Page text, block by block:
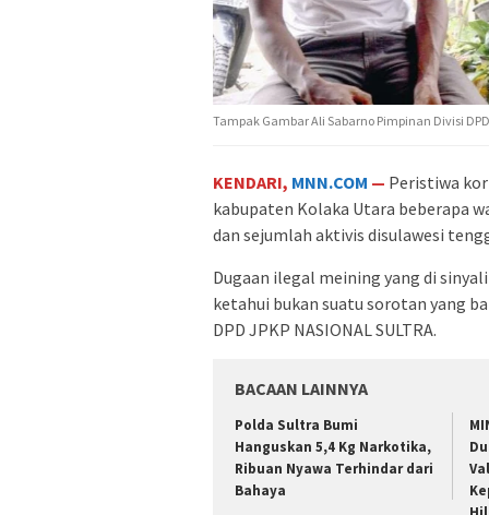
Tampak Gambar Ali Sabarno Pimpinan Divisi
KENDARI, MNN.COM — Peristiwa
kabupaten Kolaka Utara beberapa
dan sejumlah aktivis disulawesi
Dugaan ilegal meining yang di
ketahui bukan suatu sorotan yang
DPD JPKP NASIONAL SULTRA.
BACAAN LAINNYA
Polda Sultra Bumi
Hanguskan 5,4 Kg Narkotika,
Ribuan Nyawa Terhindar dari
Bahaya